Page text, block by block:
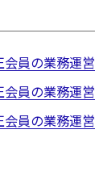
会員の業務運
会員の業務運
会員の業務運